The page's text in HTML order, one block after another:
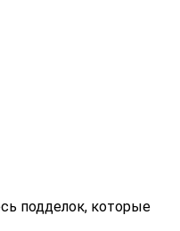
подделок, которые